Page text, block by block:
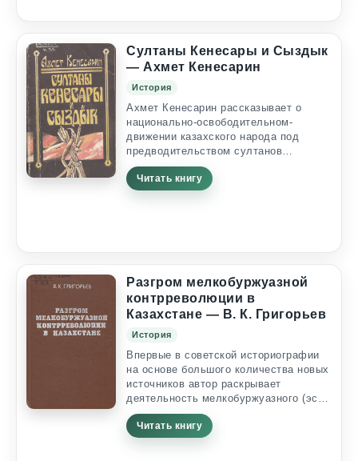
ВВЕДЕНИЕ Изучение отечественной
истории в общеобразовательных
школах имеет особо важное значение.
История формирует у подрастающего
поколения истинно...
Султаны Кенесары и Сыздык
— Ахмет Кенесарин
История
Ахмет Кенесарин рассказывает о
национально-освободительном-
движении казахского народа под
предводительством султанов
Кенесары и Сыздыка против
колониальной экспансии царской
России в середине прошлого века. Его
ЗАГАДКА КЕНЕСАРЫ О султане
Кенесары Касымове и его брате
Наурызбае казахский народ еще при
Читать книгу
Разгром мелкобуржуазной
контрреволюции в
Казахстане — В. К. Григорьев
История
Впервые в советской историографии
на основе большого количества новых
источников автор раскрывает
деятельность мелкобуржуазного (эсе-
ро-кулацкого) контрреволюционного
подполья в Казахстане, истоки его
обреченности, показывает
Читать книгу